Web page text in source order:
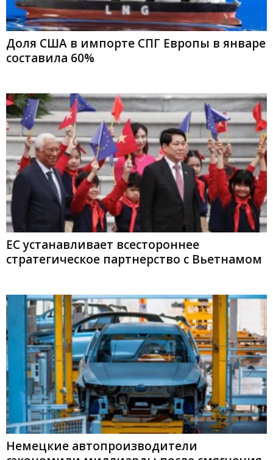
Доля США в импорте СПГ Европы в январе
составила 60%
ЕС устанавливает всестороннее
стратегическое партнерство с Вьетнамом
Немецкие автопроизводители